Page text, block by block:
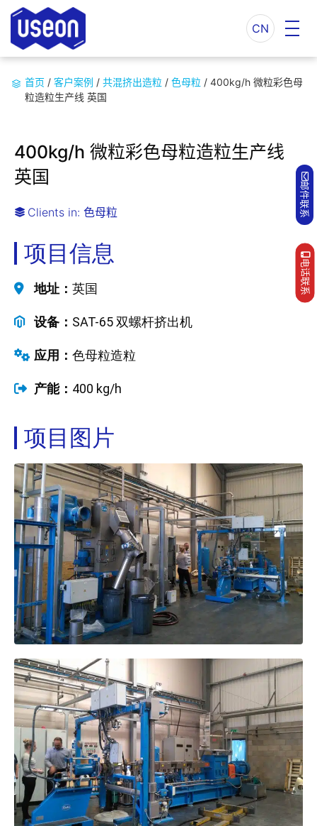
CN
首页 / 客户案例 / 共混挤出造粒 / 色母粒 / 400kg/h 微粒彩色母
粒造粒生产线 英国
400kg/h 微粒彩色母粒造粒生产线
英国
Clients in: 色母粒
项目信息
地址： 英国
设备： SAT-65 双螺杆挤出机
应用： 色母粒造粒
产能： 400 kg/h
项目图片
邮件联系
电话联系